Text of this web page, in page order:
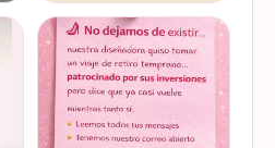
Del 17 al 22 de marzo se
lleva a cabo la Global
Money Week 2026 (Semana
Mundial del Dinero).
Finanzas en Tacones
somos parte de esta
Jornada…
VER EN
INSTAGRAM